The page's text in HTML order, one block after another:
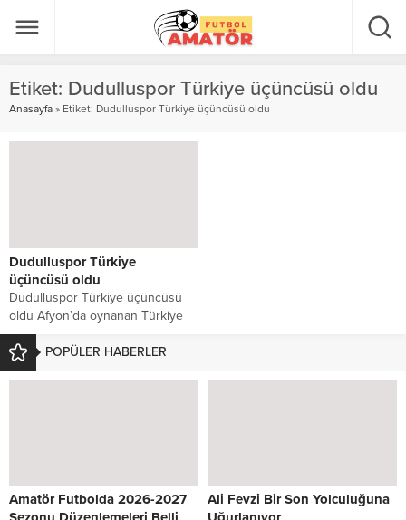
POPÜLER HABERLER
Amatör Futbolda 2026-2027
Ali Fevzi Bir Son Yolculuğuna
Etiket: Dudulluspor Türkiye üçüncüsü oldu
Anasayfa » Etiket: Dudulluspor Türkiye üçüncüsü oldu
Dudulluspor Türkiye
üçüncüsü oldu
Dudulluspor Türkiye üçüncüsü
oldu Afyon’da oynanan Türkiye
U16 Şampiyonası finallerinde
İstanbul’u temsil eden
Dudulluspor, üçüncülük...